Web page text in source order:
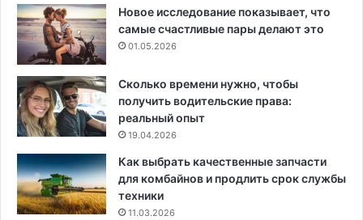
Новое исследование показывает, что
самые счастливые пары делают это
01.05.2026
Сколько времени нужно, чтобы
получить водительские права:
реальный опыт
19.04.2026
Как выбрать качественные запчасти
для комбайнов и продлить срок службы
техники
11.03.2026